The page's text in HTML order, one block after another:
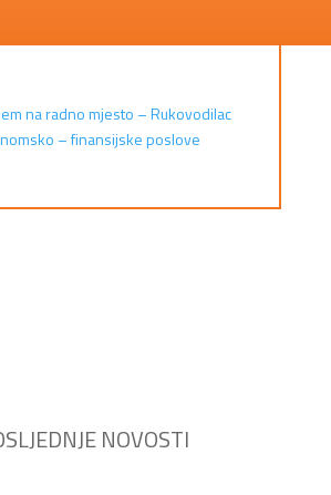
na radno mjesto – Rukovodilac
– finansijske poslove
NOVOSTI